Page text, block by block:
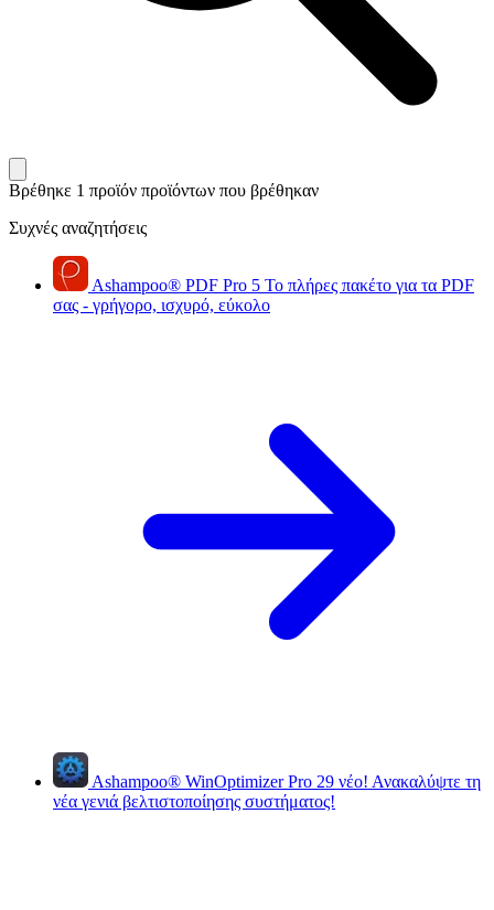
Βρέθηκε 1 προϊόν προϊόντων που βρέθηκαν
Συχνές αναζητήσεις
Ashampoo® PDF Pro 5 Το πλήρες πακέτο για τα PDF
σας - γρήγορο, ισχυρό, εύκολο
Ashampoo® WinOptimizer Pro 29 νέο! Ανακαλύψτε τη
νέα γενιά βελτιστοποίησης συστήματος!